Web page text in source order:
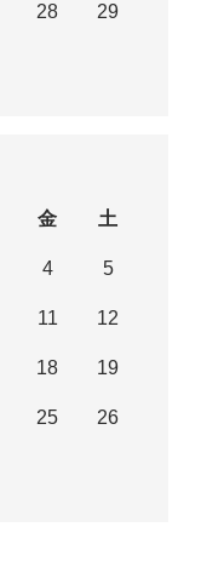
28 29
金 土
4 5
11 12
18 19
25 26